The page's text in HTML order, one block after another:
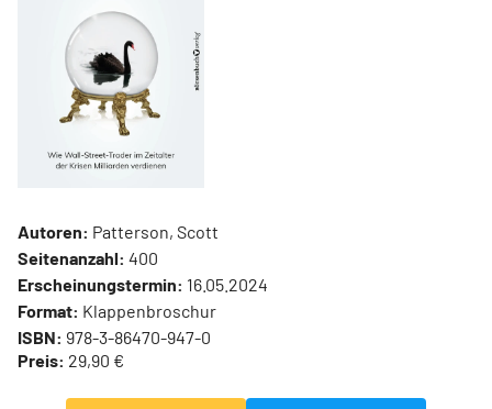
Autoren: Patterson, Scott
Seitenanzahl: 400
Erscheinungstermin: 16.05.2024
Format: Klappenbroschur
ISBN: 978-3-86470-947-0
Preis: 29,90 €